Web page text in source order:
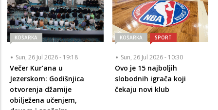
KOŠARKA
Sun, 26 Jul 2026 - 19:18
Večer Kur’ana u
Jezerskom: Godišnjica
otvorenja džamije
obilježena učenjem,
KOŠARKA SPORT
Sun, 26 Jul 2026 - 10:30
Ovo je 15 najboljih
slobodnih igrača koji
čekaju novi klub